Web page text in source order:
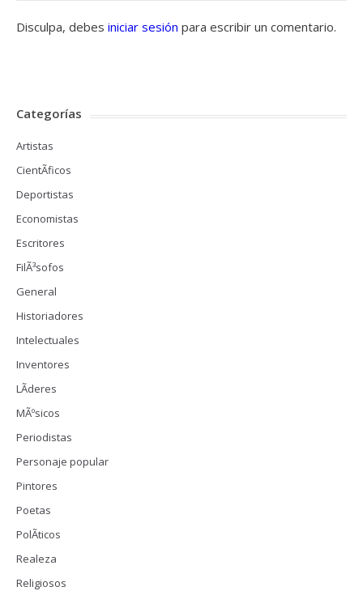
Disculpa, debes iniciar sesión para escribir un comentario.
Categorías
Artistas
CientÃ­ficos
Deportistas
Economistas
Escritores
FilÃ³sofos
General
Historiadores
Intelectuales
Inventores
LÃ­deres
MÃºsicos
Periodistas
Personaje popular
Pintores
Poetas
PolÃ­ticos
Realeza
Religiosos